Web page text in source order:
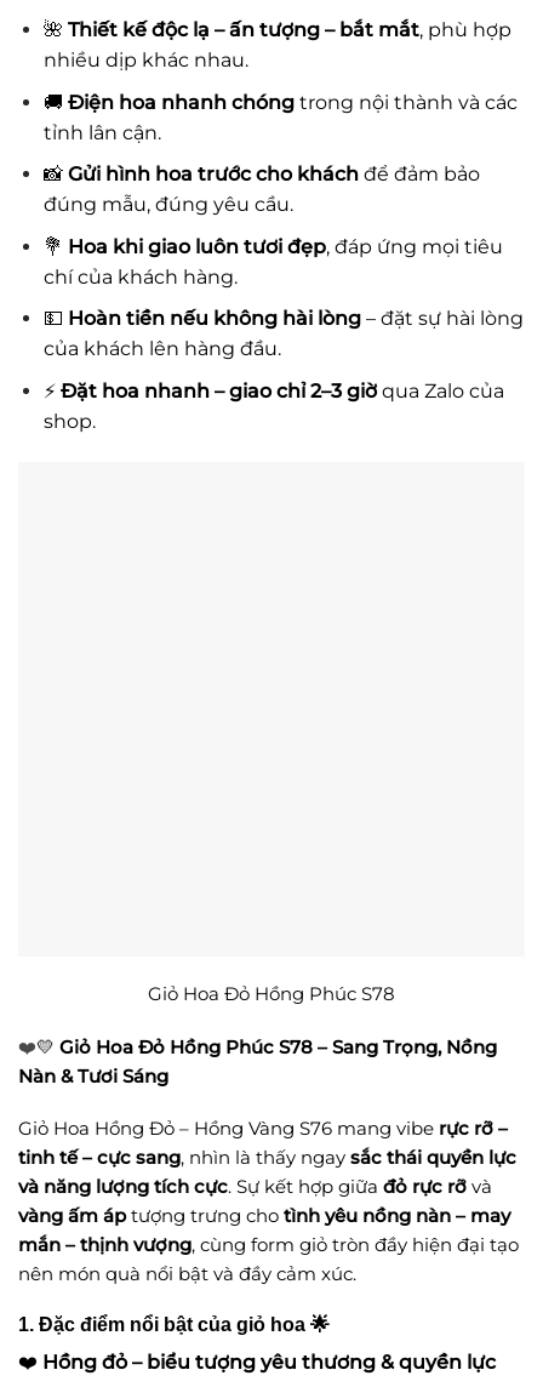
🌺 Thiết kế độc lạ – ấn tượng – bắt mắt, phù hợp
nhiều dịp khác nhau.
🚚 Điện hoa nhanh chóngtrong nội thành và các
tỉnh lân cận.
📸 Gửi hình hoa trước cho kháchđể đảm bảo
đúng mẫu, đúng yêu cầu.
💐 Hoa khi giao luôn tươi đẹp, đáp ứng mọi tiêu
chí của khách hàng.
💵 Hoàn tiền nếu không hài lòng– đặt sự hài lòng
của khách lên hàng đầu.
⚡ Đặt hoa nhanh – giao chỉ 2–3 giờqua Zalo của
shop.
Giỏ Hoa Đỏ Hồng Phúc S78
❤️💛 Giỏ Hoa Đỏ Hồng Phúc S78 – Sang Trọng, Nồng
Nàn & Tươi Sáng
Giỏ Hoa Hồng Đỏ – Hồng Vàng S76 mang vibe rực rỡ –
tinh tế – cực sang, nhìn là thấy ngay sắc thái quyền lực
và năng lượng tích cực. Sự kết hợp giữa đỏ rực rỡ và
vàng ấm áptượng trưng cho tình yêu nồng nàn – may
mắn – thịnh vượng, cùng form giỏ tròn đầy hiện đại tạo
nên món quà nổi bật và đầy cảm xúc.
1. Đặc điểm nổi bật của giỏ hoa 🌟
❤️ Hồng đỏ – biểu tượng yêu thương & quyền lực